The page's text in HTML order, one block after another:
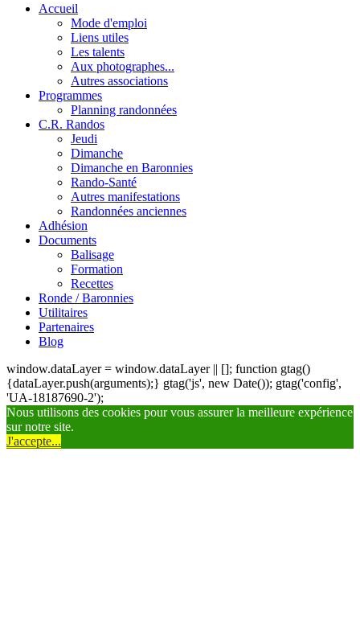
Accueil
Mode d'emploi
Liens utiles
Les talents
Aux photographes...
Autres associations
Programmes
Planning randonnées
C.R. Randos
Jeudi
Dimanche
Dimanche en Baronnies
Rando-Santé
Autres manifestations
Randonnées anciennes
Adhésion
Documents
Balisage
Formation
Recettes
Ronde / Baronnies
Utilitaires
Partenaires
Blog
window.dataLayer = window.dataLayer || []; function gtag()
{dataLayer.push(arguments);} gtag('js', new Date()); gtag('config',
'UA-18187690-2');
Nous utilisons des cookies pour vous assurer la meilleure expérience
sur notre site.
J'accepte...